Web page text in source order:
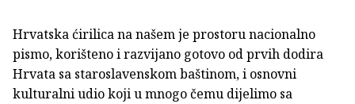
Hrvatska ćirilica na našem je prostoru nacionalno
pismo, korišteno i razvijano gotovo od prvih dodira
Hrvata sa staroslavenskom baštinom, i osnovni
kulturalni udio koji u mnogo čemu dijelimo sa